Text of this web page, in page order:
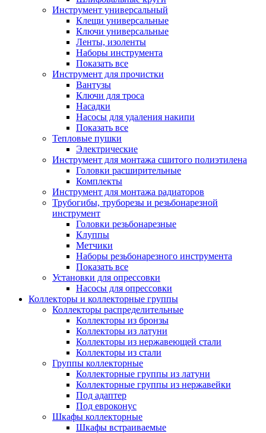
Инструмент универсальный
Клещи универсальные
Ключи универсальные
Ленты, изоленты
Наборы инструмента
Показать все
Инструмент для прочистки
Вантузы
Ключи для троса
Насадки
Насосы для удаления накипи
Показать все
Тепловые пушки
Электрические
Инструмент для монтажа сшитого полиэтилена
Головки расширительные
Комплекты
Инструмент для монтажа радиаторов
Трубогибы, труборезы и резьбонарезной
инструмент
Головки резьбонарезные
Клуппы
Метчики
Наборы резьбонарезного инструмента
Показать все
Установки для опрессовки
Насосы для опрессовки
Коллекторы и коллекторные группы
Коллекторы распределительные
Коллекторы из бронзы
Коллекторы из латуни
Коллекторы из нержавеющей стали
Коллекторы из стали
Группы коллекторные
Коллекторные группы из латуни
Коллекторные группы из нержавейки
Под адаптер
Под евроконус
Шкафы коллекторные
Шкафы встраиваемые